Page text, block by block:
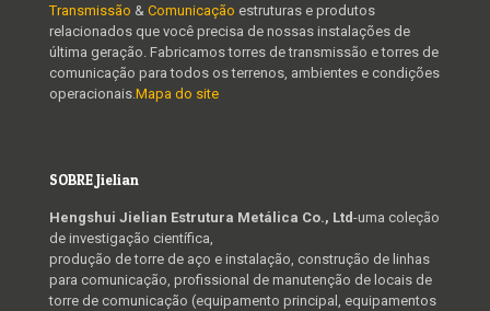
Transmissão & Comunicação estruturas e produtos
relacionados que você precisa de nossas instalações de
última geração. Fabricamos torres de transmissão e torres de
comunicação para todos os terrenos, ambientes e condições
operacionais.Mapa do site
SOBRE Jielian
Hengshui Jielian Estrutura Metálica Co., Ltd-uma coleção
de investigação científica,
produção de torre de aço e instalação, construção de linhas
para comunicação, profissional de manutenção de locais de
torre de comunicação (equipamento principal, equipamentos